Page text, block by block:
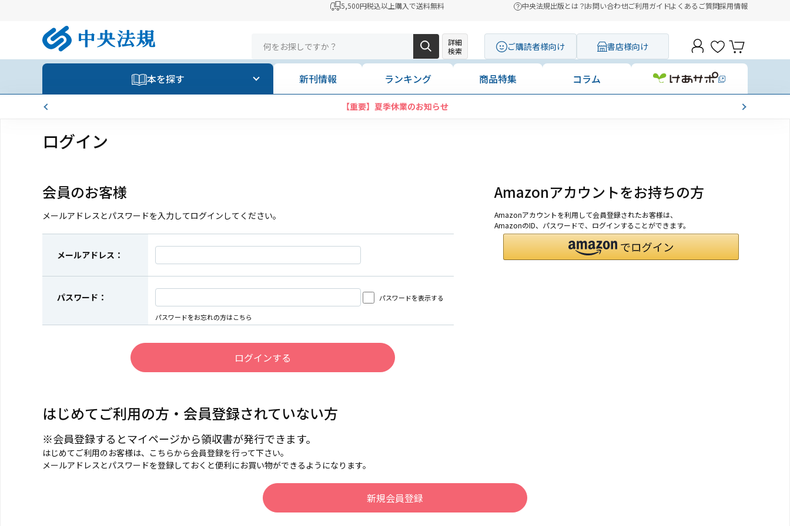
5,500円税込以上購入で送料無料 中央法規出版とは？お問い合わせご利用ガイドよくあるご質問採用情報
詳細
検索
ご購読者様向け 書店様向け
本を探す 新刊情報 ランキング 商品特集 コラム
【重要】夏季休業のお知らせ
ログイン
会員のお客様
メールアドレスとパスワードを入力してログインしてください。
メールアドレス：
パスワード： パスワードを表示する
パスワードをお忘れの方はこちら
Amazonアカウントをお持ちの方
Amazonアカウントを利用して会員登録されたお客様は、
AmazonのID、パスワードで、ログインすることができます。
はじめてご利用の方・会員登録されていない方
※会員登録するとマイページから領収書が発行できます。
はじめてご利用のお客様は、こちらから会員登録を行って下さい。
メールアドレスとパスワードを登録しておくと便利にお買い物ができるようになります。